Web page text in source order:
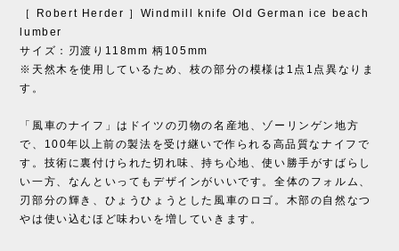
［ Robert Herder ］Windmill knife Old German ice beach
lumber
サイズ：刃渡り118mm 柄105mm
※天然木を使用しているため、枝の部分の模様は1点1点異なりま
す。
「風車のナイフ」はドイツの刃物の名産地、ゾーリンゲン地方
で、100年以上前の製法を受け継いで作られる高品質なナイフで
す。技術に裏付けられた切れ味、持ち心地、使い勝手がすばらし
い一方、なんといってもデザインがいいです。全体のフォルム、
刃部分の輝き、ひょうひょうとした風車のロゴ。木部の自然なつ
やは使い込むほど味わいを増していきます。